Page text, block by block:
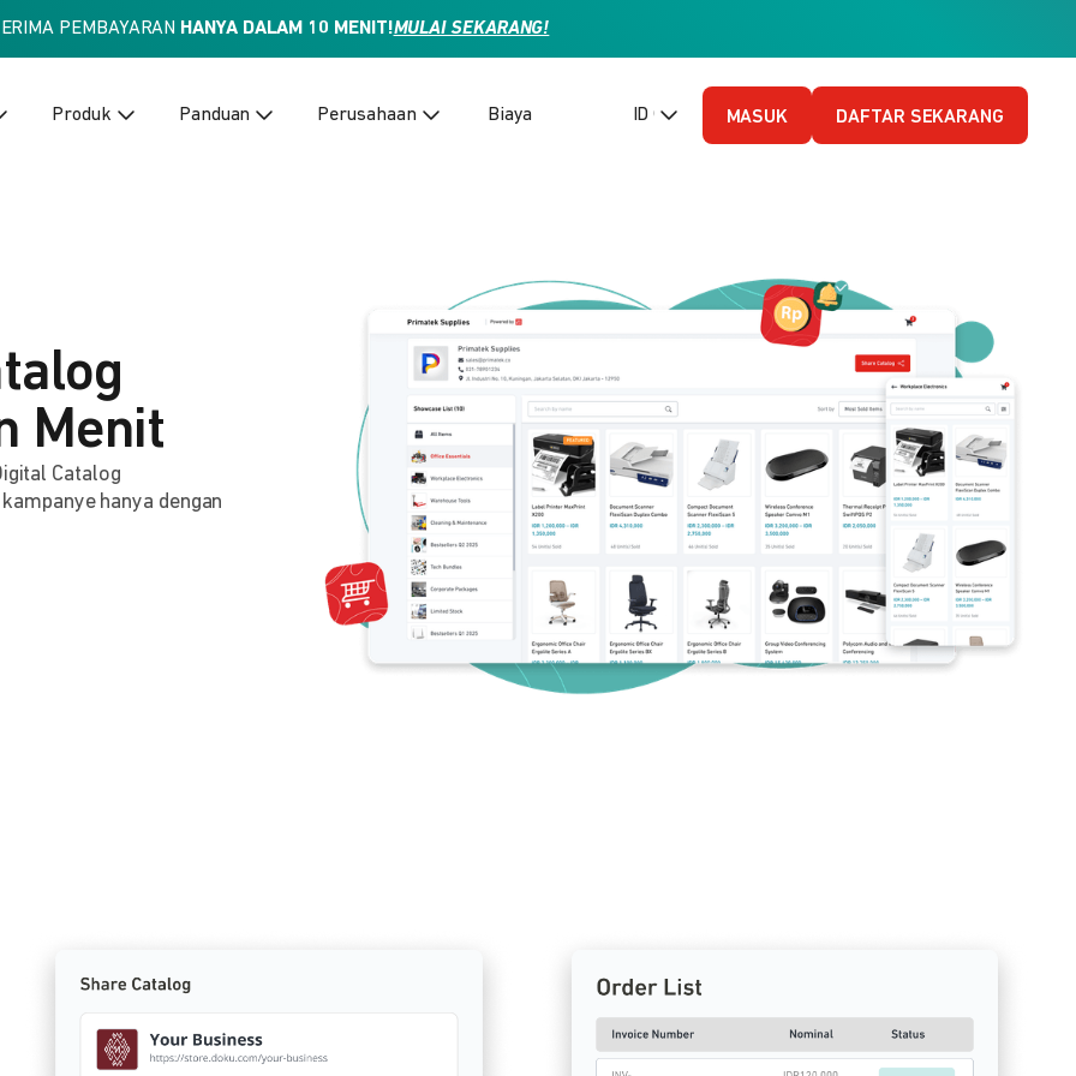
PEMBAYARAN HANYA DALAM 10 MENIT!MULAI SEKARANG!
Produk Panduan Perusahaan Biaya ID (Bahasa Indonesia)
MASUK DAFTAR SEKARANG
Menit
Catalog
hanya dengan